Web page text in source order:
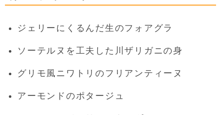
ジェリーにくるんだ生のフォアグラ
ソーテルヌを工夫した川ザリガニの身
グリモ風ニワトリのフリアンティーヌ
アーモンドのポタージュ